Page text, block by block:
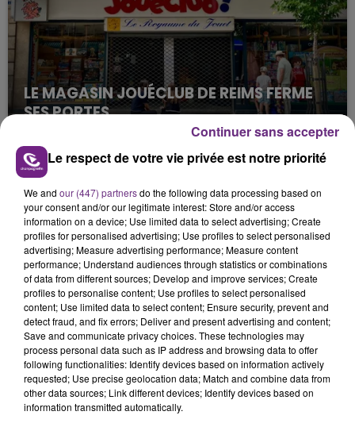
LE MAGASIN JOUÉCLUB DE REIMS FERME
SES PORTES
C'était l'une des institutions du centre-ville
rémois. Le magasin JouéClub est contraint de
fermer ses portes.
TITRES DIFFUSÉS
14h50
14h50
JUNGELI & EMMA
Juste Un Peu
14h46
14h46
NICO AND VINZ
Le respect de votre vie privée est notre priorité
We and our (447) partnersdo the following data processing based on
your consent and/or our legitimate interest: Store and/or access
information on a device; Use limited data to select advertising; Create
profiles for personalised advertising; Use profiles to select personalised
advertising; Measure advertising performance; Measure content
performance; Understand audiences through statistics or combinations
of data from different sources; Develop and improve services; Create
profiles to personalise content; Use profiles to select personalised
content; Use limited data to select content; Ensure security, prevent and
detect fraud, and fix errors; Deliver and present advertising and content;
Save and communicate privacy choices. These technologies may
process personal data such as IP address and browsing data to offer
following functionalities: Identify devices based on information actively
requested; Use precise geolocation data; Match and combine data from
other data sources; Link different devices; Identify devices based on
information transmitted automatically.
Continuer sans accepter